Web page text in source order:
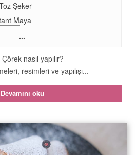
Şeker
Maya
...
Çörek nasıl yapılır?
resimleri ve yapılışı...
Devamını oku